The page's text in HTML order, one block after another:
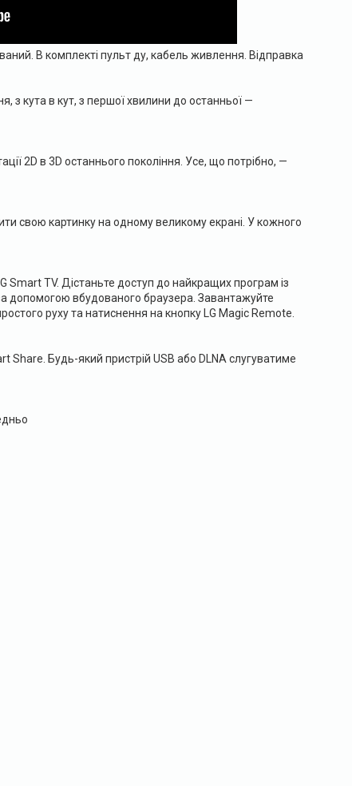
В комплекті пульт ду, кабель живлення. Відправка
з кута в кут, з першої хвилини до останньої —
2D в 3D останнього покоління. Усе, що потрібно, —
свою картинку на одному великому екрані. У кожного
Smart TV. Дістаньте доступ до найкращих програм із
допомогою вбудованого браузера. Завантажуйте
руху та натиснення на кнопку LG Magic Remote.
Будь-який пристрій USB або DLNA слугуватиме